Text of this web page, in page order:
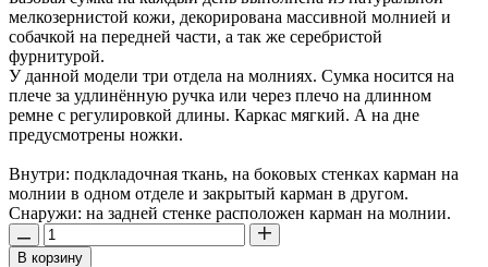
мелкозернистой кожи, декорирована массивной молнией и
собачкой на передней части, а так же серебристой
фурнитурой.
У данной модели три отдела на молниях. Сумка носится на
плече за удлинённую ручка или через плечо на длинном
ремне с регулировкой длины. Каркас мягкий. А на дне
предусмотрены ножки.
Внутри: подкладочная ткань, на боковых стенках карман на
молнии в одном отделе и закрытый карман в другом.
Снаружи: на задней стенке расположен карман на молнии.
В корзину